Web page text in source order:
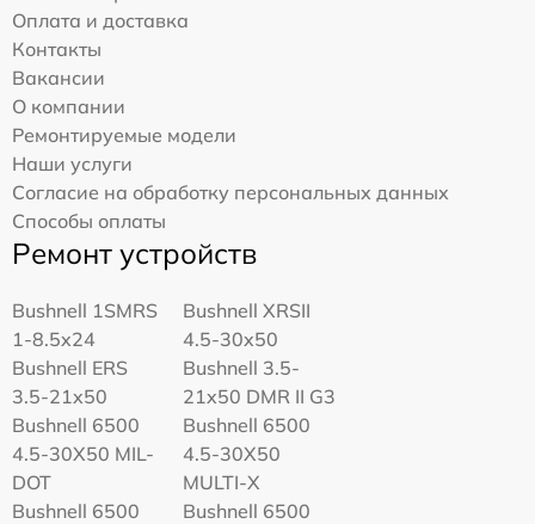
Оплата и доставка
Контакты
Вакансии
О компании
Ремонтируемые модели
Наши услуги
Согласие на обработку персональных данных
Способы оплаты
Ремонт устройств
Bushnell 1SMRS
1-8.5x24
Bushnell XRSII
4.5-30x50
Bushnell ERS
3.5-21x50
Bushnell 3.5-
21x50 DMR II G3
Bushnell 6500
4.5-30X50 MIL-
DOT
Bushnell 6500
4.5-30X50
MULTI-X
Bushnell 6500
Bushnell 6500